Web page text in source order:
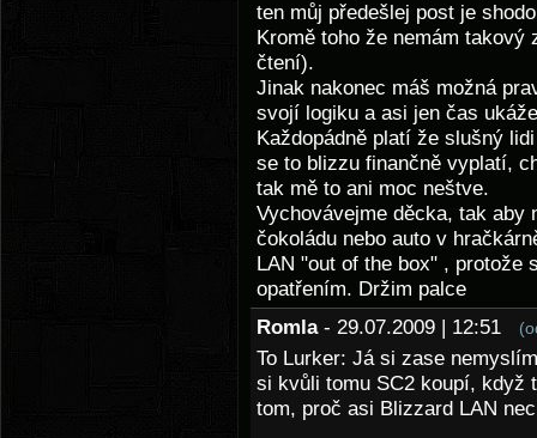
ten můj předešlej post je
Kromě toho že nemám
čtení).
Jinak nakonec máš možná
svojí logiku a asi jen čas
Každopádně platí že slušný
se to blizzu finančně vyplatí,
tak mě to ani moc neštve.
Vychovávejme děcka, tak aby
čokoládu nebo auto v
LAN "out of the box" , protože
opatřením. Držim palce
Romla - 29.07.2009 | 12:51
To Lurker: Já si zase
si kvůli tomu SC2 koupí, když
tom, proč asi Blizzard LAN